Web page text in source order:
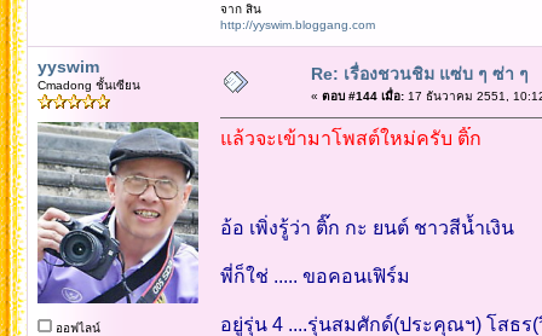
จาก สิน
http://yyswim.bloggang.com
yyswim
Cmadong ชั้นเซียน
ออฟไลน์
Re: เรื่องชวนชิม แซ่บ ๆ ซ่า ๆ
« ตอบ #144 เมื่อ:17 ธันวาคม 2551,
แล้วจะเข้ามาโพสต์ใหม่ครับ ติ๊ก
อ้อ เพิ่งรู้ว่า ติ๊ก กะ ยนต์ ชาวสีน้ำเงิน
พี่ก็ใช่ ..... ขอคอนเฟิร์ม
อยู่รุ่น 4 ....รุ่นสมศักด์(ประคุณฯ) โสธร(